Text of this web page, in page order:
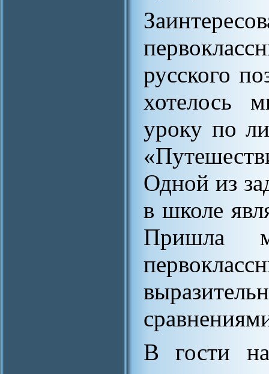
русского
хотелось
уроку по
Одной из
в школе
Пришла
В гости